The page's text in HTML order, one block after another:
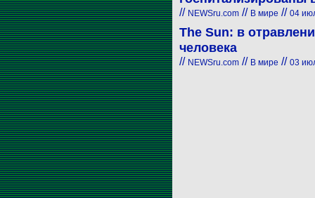
// NEWSru.com // В мире // 04
The Sun: в
человека
// NEWSru.com // В мире // 03